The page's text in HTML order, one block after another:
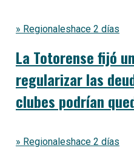
» Regionaleshace 2 días
La Totorense fijó
regularizar las
clubes podrían
» Regionaleshace 2 días